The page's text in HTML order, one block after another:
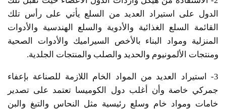
الدول على استيراد العديد من السلع يأتي على رأس تلك
القائمة السلع الغذائية والأدوية والسلع الهندسية والأدوات
المنزلية ومواد البناء بالأخص السيراميك والأدوات الصحية
ومنتجات الألمونيوم والحديد والصلب والمنتجات الجلدية.
3- استيراد العديد من المواد الخام اللازمة للصناعة بإعفاء
جمركي خاصة وأن أغلب دول الكوميسا تعتمد على تصدير
خامات ومواد خام وسلع رئيسية مثل النحاس والتبغ والبن